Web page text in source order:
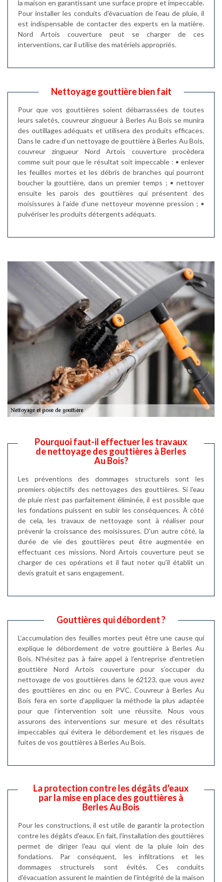
la maison en garantissant une surface propre et impeccable.
Pour installer les conduits d'évacuation de l'eau de pluie, il
est indispensable de contacter des experts en la matière.
Nord Artois couverture peut se charger de ces
interventions, car il utilise des matériels appropriés.
Nettoyage gouttière bien fait
Pour que vos gouttières soient débarrassées de toutes
leurs saletés, couvreur zingueur à Berles Au Bois se munira
des outillages adéquats et utilisera des produits efficaces.
Dans le cadre d’un nettoyage de gouttière à Berles Au Bois,
couvreur zingueur Nord Artois couverture procèdera
comme suit pour que le résultat soit impeccable : • enlever
les feuilles mortes et les débris de branches qui pourront
boucher la gouttière, dans un premier temps ; • nettoyer
ensuite les parois des gouttières qui présentent des
moisissures à l’aide d’une nettoyeur moyenne pression ; •
pulvériser les produits détergents adéquats.
Pourquoi faut-il effectuer les travaux
de nettoyage des gouttières à Berles
Au Bois?
Les préventions des dommages structurels sont les
premiers objectifs des nettoyages des gouttières. Si l'eau
de pluie n'est pas parfaitement éliminée, il est possible que
les fondations puissent en subir les conséquences. À côté
de cela, les travaux de nettoyage sont à réaliser pour
prévenir la croissance des moisissures. D'un autre côté, la
durée de vie des gouttières peut être augmentée en
effectuant ces missions. Nord Artois couverture peut se
charger de ces opérations et il faut noter qu'il établit un
devis gratuit et sans engagement.
Gouttières qui débordent ?
L’accumulation des feuilles mortes peut être une cause qui
explique le débordement de votre gouttière à Berles Au
Bois. N’hésitez pas à faire appel à l’entreprise d’entretien
gouttière Nord Artois couverture pour s’occuper du
nettoyage de vos gouttières dans le 62123, que vous ayez
des gouttières en zinc ou en PVC. Couvreur à Berles Au
Bois fera en sorte d’appliquer la méthode la plus adaptée
pour que l’intervention soit une réussite. Nous vous
assurons des interventions sur mesure et des résultats
impeccables qui évitera le débordement et les risques de
fuites de vos gouttières à Berles Au Bois.
La protection contre les dégâts d'eaux
par la mise en place des gouttières à
Berles Au Bois
Pour les constructions, il est utile de garantir la protection
contre les dégâts d'eaux. En fait, l'installation des gouttières
permet de diriger l'eau qui vient de la pluie loin des
fondations. Par conséquent, les infiltrations et les
dommages structurels sont évités. Ces conduits
d'évacuation assurent le maintien de l'intégrité de la maison